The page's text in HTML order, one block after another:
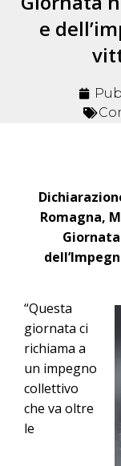
e
Romagna,
“Questa
giornata ci
richiama a
un impegno
collettivo
che va oltre
le